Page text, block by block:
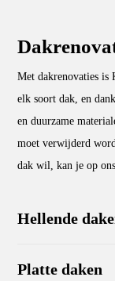
Met dakrenovaties is
elk soort dak, en
en duurzame
moet verwijderd
dak wil, kan je op
Hellende
Platte daken